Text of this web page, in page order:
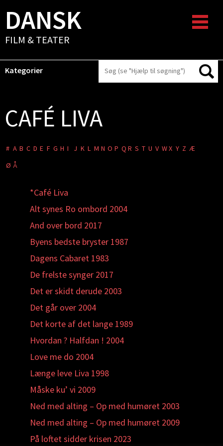
DANSK
FILM & TEATER
Kategorier
CAFÉ LIVA
# A B C D E F G H I J K L M N O P Q R S T U V WX Y Z Æ
Ø Å
*Café Liva
Alt synes Ro ombord 2004
And over bord 2017
Byens bedste bryster 1987
Dagens Cabaret 1983
De frelste synger 2017
Det er skidt derude 2003
Det går over 2004
Det korte af det lange 1989
Hvordan ? Halfdan ! 2004
Love me do 2004
Længe leve Liva 1998
Måske ku’ vi 2009
Ned med alting – Op med humøret 2003
Ned med alting – Op med humøret 2009
På loftet sidder krisen 2023